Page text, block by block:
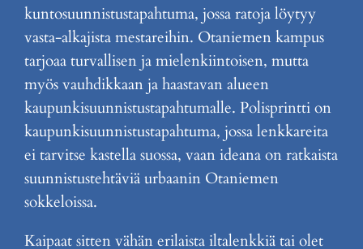
kuntosuunnistustapahtuma, jossa ratoja löytyy
vasta-alkajista mestareihin. Otaniemen kampus
tarjoaa turvallisen ja mielenkiintoisen, mutta
myös vauhdikkaan ja haastavan alueen
kaupunkisuunnistustapahtumalle. Polisprintti on
kaupunkisuunnistustapahtuma, jossa lenkkareita
ei tarvitse kastella suossa, vaan ideana on ratkaista
suunnistustehtäviä urbaanin Otaniemen
sokkeloissa.
Kaipaat sitten vähän erilaista iltalenkkiä tai olet